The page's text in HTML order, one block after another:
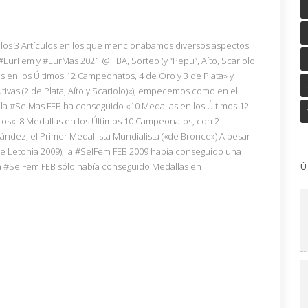
3 Artículos en los que mencionábamos diversos aspectos
y #EurMas 2021 @FIBA, Sorteo (y “Pepu”, Aíto, Scariolo
en los Últimos 12 Campeonatos, 4 de Oro y 3 de Plata» y
(2 de Plata, Aíto y Scariolo)«), empecemos como en el
FEB ha conseguido «10 Medallas en los Últimos 12
8 Medallas en los Últimos 10 Campeonatos, con 2
el Primer Medallista Mundialista («de Bronce») A pesar
2009), la #SelFem FEB 2009 había conseguido una
FEB sólo había conseguido Medallas en